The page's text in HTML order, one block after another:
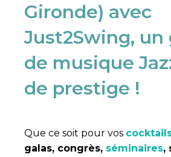
Gironde) avec
Just2Swing, un
de musique
de prestige !
Que ce soit pour vos
galas, congrès, séminaires,